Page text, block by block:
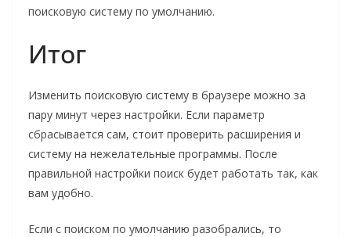
поисковую систему по умолчанию.
Итог
Изменить поисковую систему в браузере можно за
пару минут через настройки. Если параметр
сбрасывается сам, стоит проверить расширения и
систему на нежелательные программы. После
правильной настройки поиск будет работать так, как
вам удобно.
Если с поиском по умолчанию разобрались, то